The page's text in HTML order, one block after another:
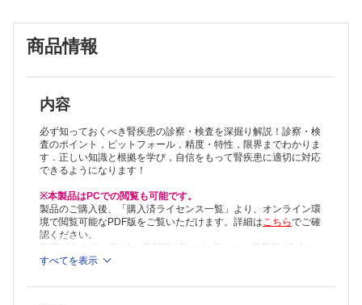
商品情報
内容
必ず知っておくべき腎疾患の診察・検査を深掘り解説！診察・検
査のポイント，ピットフォール，精度・特性，限界までわかりま
す．正しい知識と根拠を学び，自信をもって腎疾患に適切に対応
できるようになります！
※本製品はPCでの閲覧も可能です。
製品のご購入後、「購入済ライセンス一覧」より、オンライン環
境で閲覧可能なPDF版をご覧いただけます。詳細はこちらでご確
認ください。
推奨ブラウザ： Firefox 最新版 / Google Chrome 最新版 / Safari
最新版
すべてを表示